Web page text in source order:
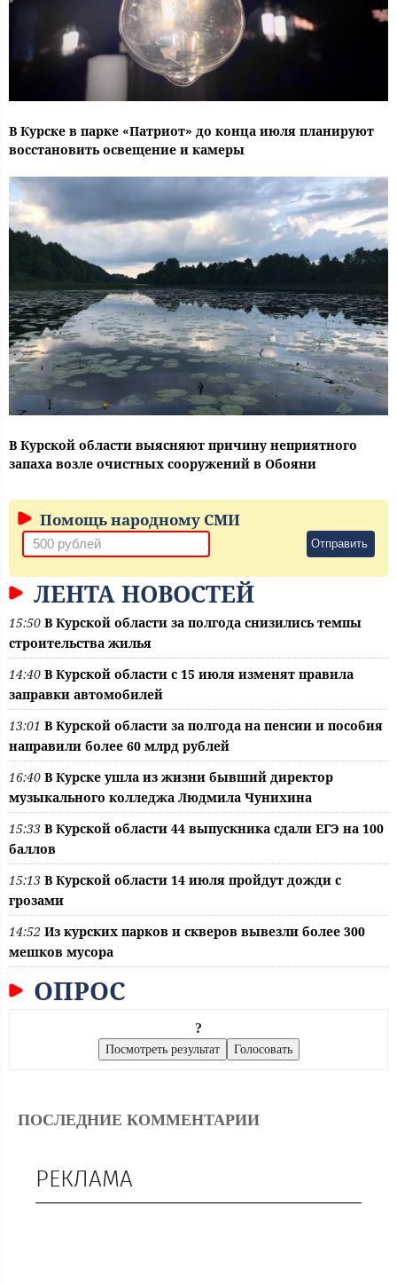
В Курске в парке «Патриот» до конца июля планируют
восстановить освещение и камеры
В Курской области выясняют причину неприятного
запаха возле очистных сооружений в Обояни
Помощь народному СМИ
Отправить
ЛЕНТА НОВОСТЕЙ
15:50 В Курской области за полгода снизились темпы
строительства жилья
14:40 В Курской области с 15 июля изменят правила
заправки автомобилей
13:01 В Курской области за полгода на пенсии и пособия
направили более 60 млрд рублей
16:40 В Курске ушла из жизни бывший директор
музыкального колледжа Людмила Чунихина
15:33 В Курской области 44 выпускника сдали ЕГЭ на 100
баллов
15:13 В Курской области 14 июля пройдут дожди с
грозами
14:52 Из курских парков и скверов вывезли более 300
мешков мусора
ОПРОС
?
ПОСЛЕДНИЕ КОММЕНТАРИИ
РЕКЛАМА